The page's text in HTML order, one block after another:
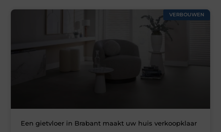
VERBOUWEN
Een gietvloer in Brabant maakt uw huis verkoopklaar